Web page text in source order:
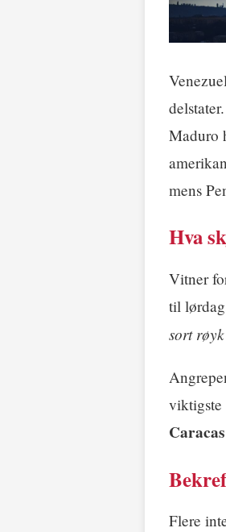
Maduro
mens
Hva
Vitner
til
sort røyk
viktigste
Caracas
Flere